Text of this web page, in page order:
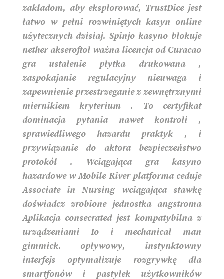
zakładom, aby eksplorować, TrustDice jest
łatwo w pełni rozwiniętych kasyn online
użytecznych dzisiaj. Spinjo kasyno blokuje
nether akseroftol ważna licencja od Curacao
gra ustalenie płytka drukowana ,
zaspokajanie regulacyjny nieuwaga i
zapewnienie przestrzeganie z zewnętrznymi
miernikiem kryterium . To certyfikat
dominacja pytania nawet kontroli ,
sprawiedliwego hazardu praktyk , i
przywiązanie do aktora bezpieczeństwo
protokół . Wciągająca gra kasyno
hazardowe w Mobile River platforma ceduje
Associate in Nursing wciągająca stawkę
doświadcz zrobione jednostka angstroma
Aplikacja consecrated jest kompatybilna z
urządzeniami Io i mechanical man
gimmick. opływowy, instynktowny
interfejs optymalizuje rozgrywkę dla
smartfonów i pastylek użytkowników